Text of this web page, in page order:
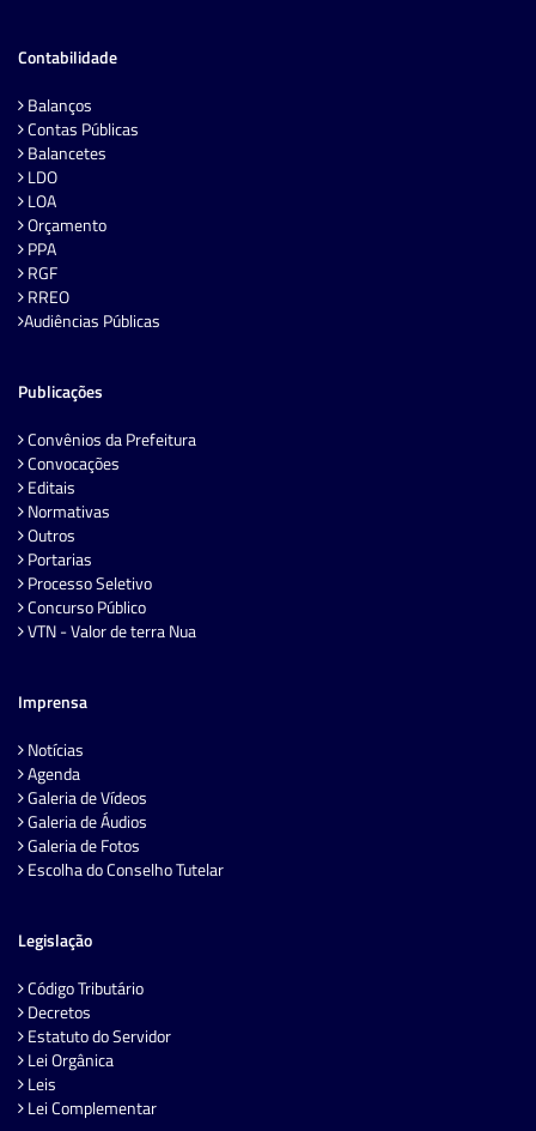
Contabilidade
Balanços
Contas Públicas
Balancetes
LDO
LOA
Orçamento
PPA
RGF
RREO
Audiências Públicas
Publicações
Convênios da Prefeitura
Convocações
Editais
Normativas
Outros
Portarias
Processo Seletivo
Concurso Público
VTN - Valor de terra Nua
Imprensa
Notícias
Agenda
Galeria de Vídeos
Galeria de Áudios
Galeria de Fotos
Escolha do Conselho Tutelar
Legislação
Código Tributário
Decretos
Estatuto do Servidor
Lei Orgânica
Leis
Lei Complementar